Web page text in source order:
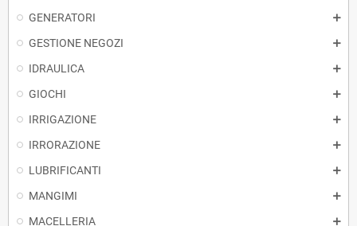
GENERATORI
GESTIONE NEGOZI
IDRAULICA
GIOCHI
IRRIGAZIONE
IRRORAZIONE
LUBRIFICANTI
MANGIMI
MACELLERIA